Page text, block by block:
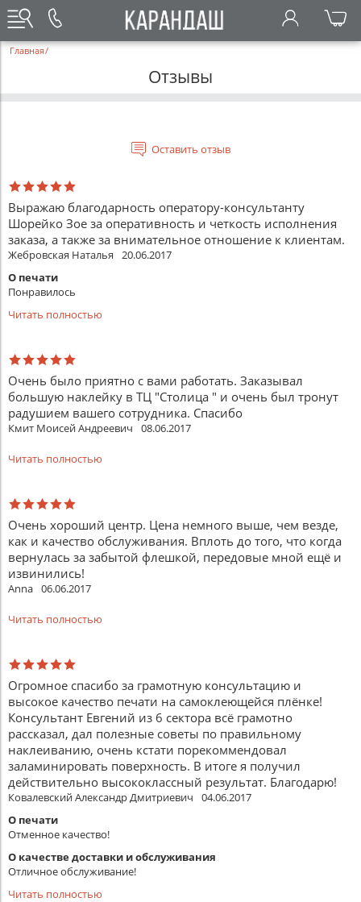
Главная/
Отзывы
Оставить отзыв
Выражаю благодарность оператору-консультанту
Шорейко Зое за оперативность и четкость исполнения
заказа, а также за внимательное отношение к клиентам.
Жебровская Наталья
20.06.2017
О печати
Понравилось
Читать полностью
Очень было приятно с вами работать. Заказывал
большую наклейку в ТЦ "Столица " и очень был тронут
радушием вашего сотрудника. Спасибо
Кмит Моисей Андреевич 08.06.2017
Читать полностью
Очень хороший центр. Цена немного выше, чем везде,
как и качество обслуживания. Вплоть до того, что когда
вернулась за забытой флешкой, передовые мной ещё и
извинились!
Anna 06.06.2017
Читать полностью
Огромное спасибо за грамотную консультацию и
высокое качество печати на самоклеющейся плёнке!
Консультант Евгений из 6 сектора всё грамотно
рассказал, дал полезные советы по правильному
наклеиванию, очень кстати порекоммендовал
заламинировать поверхность. В итоге я получил
действительно высококлассный результат. Благодарю!
Ковалевский Александр Дмитриевич
04.06.2017
О печати
Отменное качество!
О качестве доставки и обслуживания
Отличное обслуживание!
Читать полностью